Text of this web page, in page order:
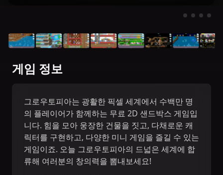
게임 정보
그로우토피아는 광활한 픽셀 세계에서 수백만 명
의 플레이어가 함께하는 무료 2D 샌드박스 게임입
니다. 힘을 모아 웅장한 건물을 짓고, 다채로운 캐
릭터를 구현하고, 다양한 미니 게임을 즐길 수 있는
게임이죠. 오늘 그로우토피아의 드넓은 세계에 합
류해 여러분의 창의력을 뽐내보세요!